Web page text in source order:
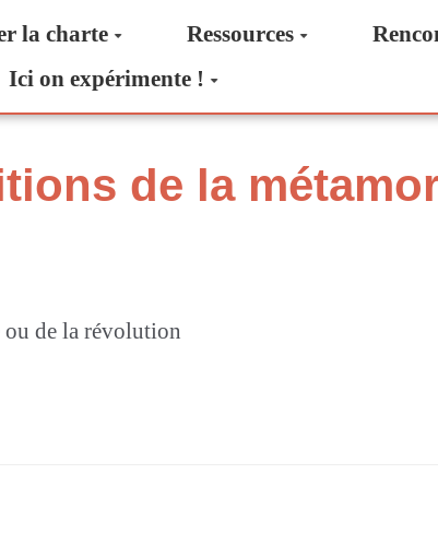
la charte Ressources
Ici on expérimente !
de la
ou de la révolution